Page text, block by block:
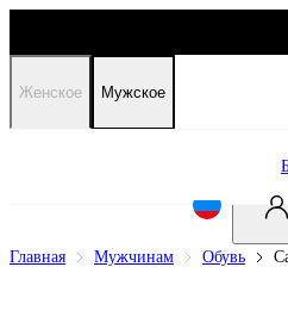
Женское Мужское
Главная Мужчинам Обувь